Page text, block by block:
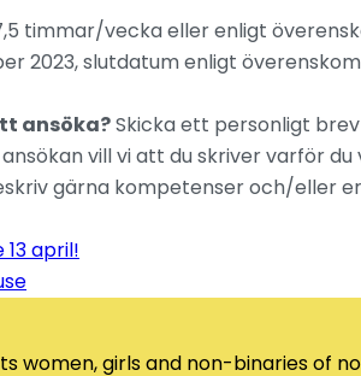
timmar/vecka eller enligt
2023, slutdatum enligt
ansöka?Skicka ett personligt
ansökan vill vi att du skriver varför
gärna kompetenser och/eller
april!
women, girls and non-binaries of